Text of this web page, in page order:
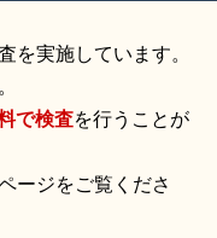
を実施しています。
で検査を行うことが
ージをご覧くださ